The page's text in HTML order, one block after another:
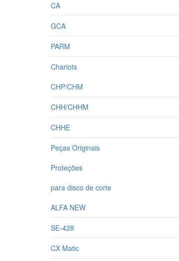
CA
GCA
PARM
Chariots
CHP/CHM
CHH/CHHM
CHHE
Peças Originais
Proteções
para disco de corte
ALFA NEW
SE-428
CX Matic